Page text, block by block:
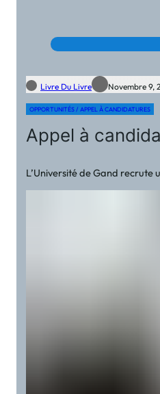
Livre Du Livre Novembre 9,
OPPORTUNITÉS / APPEL À CANDIDATURES
Appel à
L’Université de Gand recrute